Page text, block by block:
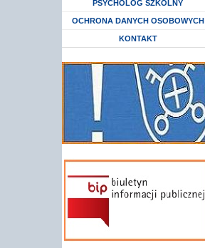
Rozwiń menu
PSYCHOLOG SZKOLNY
Rozwiń menu
OCHRONA DANYCH OSOBOWYCH
KONTAKT